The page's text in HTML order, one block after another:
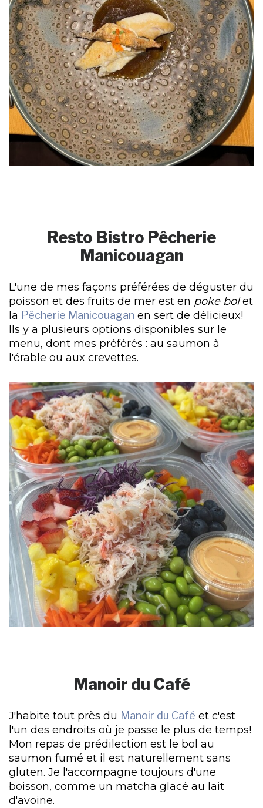
Resto Bistro Pêcherie
Manicouagan
L'une de mes façons préférées de déguster du
poisson et des fruits de mer est en poke bolet
la Pêcherie Manicouagan en sert de délicieux!
Ils y a plusieurs options disponibles sur le
menu, dont mes préférés : au saumon à
l'érable ou aux crevettes.
Manoir du Café
J'habite tout près du Manoir du Café et c'est
l'un des endroits où je passe le plus de temps!
Mon repas de prédilection est le bol au
saumon fumé et il est naturellement sans
gluten. Je l'accompagne toujours d'une
boisson, comme un matcha glacé au lait
d'avoine.